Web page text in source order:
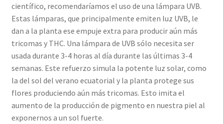
científico, recomendaríamos el uso de una lámpara UVB.
Estas lámparas, que principalmente emiten luz UVB, le
dan a la planta ese empuje extra para producir aún más
tricomas y THC. Una lámpara de UVB sólo necesita ser
usada durante 3-4 horas al día durante las últimas 3-4
semanas. Este refuerzo simula la potente luz solar, como
la del sol del verano ecuatorial y la planta protege sus
flores produciendo aún más tricomas. Esto imita el
aumento de la producción de pigmento en nuestra piel al
exponernos a un sol fuerte.